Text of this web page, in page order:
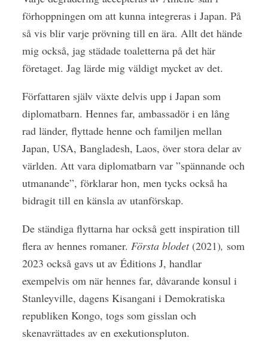
förhoppningen om att kunna integreras i Japan. På
så vis blir varje prövning till en ära. Allt det hände
mig också, jag städade toaletterna på det här
företaget. Jag lärde mig väldigt mycket av det.
Författaren själv växte delvis upp i Japan som
diplomatbarn. Hennes far, ambassadör i en lång
rad länder, flyttade henne och familjen mellan
Japan, USA, Bangladesh, Laos, över stora delar av
världen. Att vara diplomatbarn var ”spännande och
utmanande”, förklarar hon, men tycks också ha
bidragit till en känsla av utanförskap.
De ständiga flyttarna har också gett inspiration till
flera av hennes romaner. Första blodet (2021), som
2023 också gavs ut av Éditions J, handlar
exempelvis om när hennes far, dåvarande konsul i
Stanleyville, dagens Kisangani i Demokratiska
republiken Kongo, togs som gisslan och
skenavrättades av en exekutionspluton.